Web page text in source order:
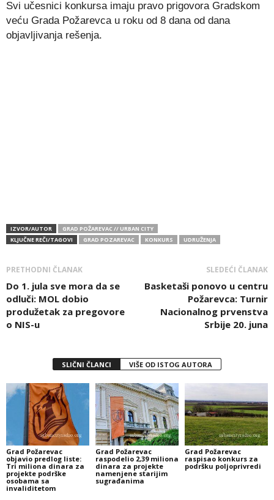
Svi učesnici konkursa imaju pravo prigovora Gradskom
veću Grada Požarevca u roku od 8 dana od dana
objavljivanja rešenja.
IZVOR/AUTOR
GRAD POŽAREVAC // URBAN CITY
KLJUČNE REČI/TAGOVI
GRAD POZAREVAC KONKURS UDRUŽENJA
PRETHODNI ČLANAK
Do 1. jula sve mora da se
odluči: MOL dobio
produžetak za pregovore
o NIS-u
SLEDEĆI ČLANAK
Basketaši ponovo u centru
Požarevca: Turnir
Nacionalnog prvenstva
Srbije 20. juna
SLIČNI ČLANCI VIŠE OD ISTOG AUTORA
Grad Požarevac
objavio predlog liste:
Tri miliona dinara za
projekte podrške
osobama sa
invaliditetom
Grad Požarevac
raspodelio 2,39 miliona
dinara za projekte
namenjene starijim
sugrađanima
Grad Požarevac
raspisao konkurs za
podršku poljoprivredi